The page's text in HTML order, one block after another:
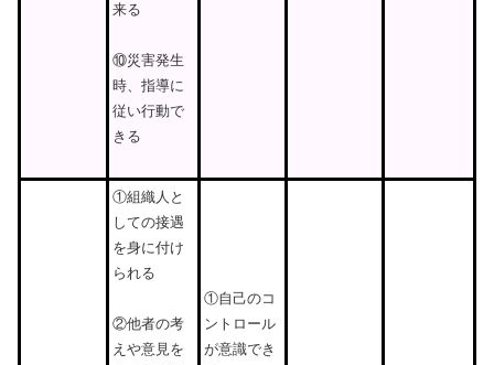
来る
⑩災害発生
時、指導に
従い行動で
きる
①組織人と
しての接遇
を身に付け
られる
②他者の考
えや意見を
①自己のコ
ントロール
が意識でき